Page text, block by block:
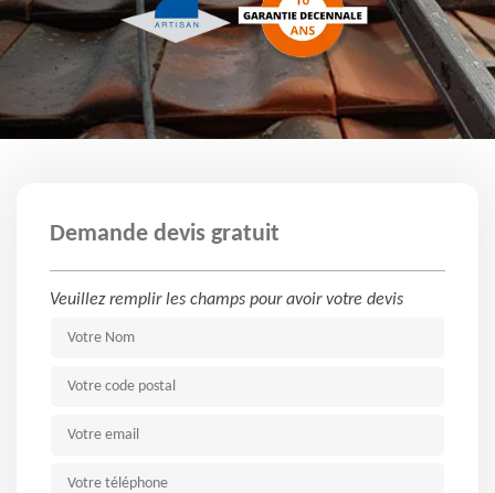
Demande devis gratuit
Veuillez remplir les champs pour avoir votre devis